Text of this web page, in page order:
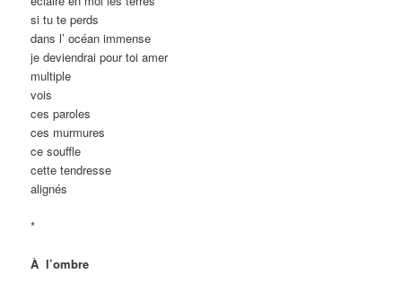
si tu te perds
dans l’ océan immense
je deviendrai pour toi amer
multiple
vois
ces paroles
ces murmures
ce souffle
cette tendresse
alignés
*
À l’ombre